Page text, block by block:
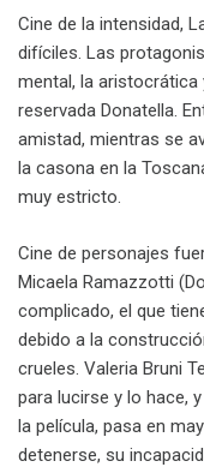
Cine de la intensidad,
difíciles. Las
mental, la
reservada Donatella.
amistad, mientras se
la casona en la
muy estricto.
Cine de personajes
Micaela Ramazzotti
complicado, el que
debido a la
crueles. Valeria Bruni
para lucirse y lo hace,
la película, pasa en
detenerse, su